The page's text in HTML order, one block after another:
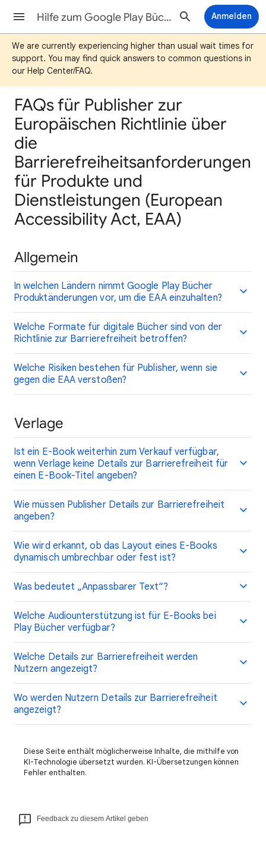
Hilfe zum Google Play Bücher-Partnercenter Anmelden
We are currently experiencing higher than usual wait times for
support. You may find quick answers to common questions in
our Help Center/FAQ.
FAQs für Publisher zur
Europäischen Richtlinie über
die
Barrierefreiheitsanforderungen
für Produkte und
Dienstleistungen (European
Accessibility Act, EAA)
Allgemein
In welchen Ländern nimmt Google Play Bücher
Produktänderungen vor, um die EAA einzuhalten?
Welche Formate für digitale Bücher sind von der
Richtlinie zur Barrierefreiheit betroffen?
Welche Risiken bestehen für Publisher, wenn sie
gegen die EAA verstoßen?
Verlage
Ist ein E-Book weiterhin zum Verkauf verfügbar,
wenn Verlage keine Details zur Barrierefreiheit für
einen E-Book-Titel angeben?
Wie müssen Publisher Details zur Barrierefreiheit
angeben?
Wie wird erkannt, ob das Layout eines E-Books
dynamisch umbrechbar oder fest ist?
Was bedeutet „Anpassbarer Text“?
Welche Audiounterstützung ist für E-Books bei
Play Bücher verfügbar?
Welche Details zur Barrierefreiheit werden
Nutzern angezeigt?
Wo werden Nutzern Details zur Barrierefreiheit
angezeigt?
Diese Seite enthält möglicherweise Inhalte, die mithilfe von
KI-Technologie übersetzt wurden. KI-Übersetzungen können
Fehler enthalten.
Feedback zu diesem Artikel geben